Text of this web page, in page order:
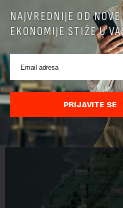
Belgija najveći izvoznik
Belgija je prošle godine izvezla u
litara piva sa alkoholom i bila je
saopštio je Eurostat povodom
se obeležava danas. ...
NAJVREDNIJE OD NOVE
EKONOMIJE STIŽE U
PRIJAVITE SE